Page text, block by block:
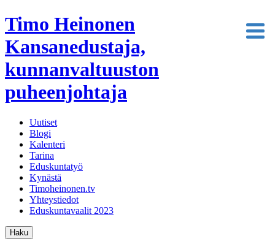
Timo Heinonen
Kansanedustaja,
kunnanvaltuuston
puheenjohtaja
Uutiset
Blogi
Kalenteri
Tarina
Eduskuntatyö
Kynästä
Timoheinonen.tv
Yhteystiedot
Eduskuntavaalit 2023
Haku